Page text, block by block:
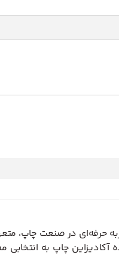
حرفه‌ای در صنعت چاپ،
چاپ به انتخابی